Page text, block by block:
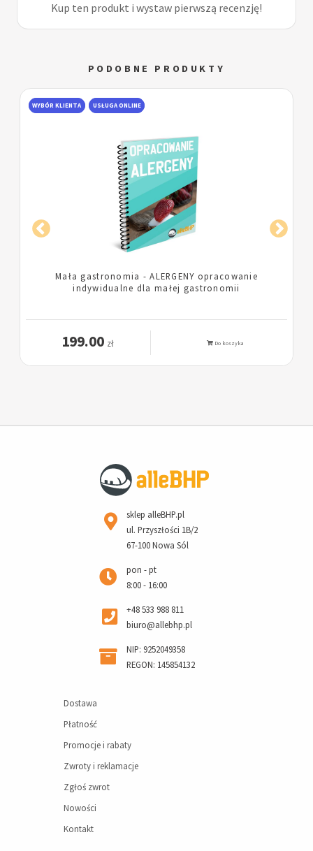
Kup ten produkt i wystaw pierwszą recenzję!
PODOBNE PRODUKTY
WYBÓR KLIENTA USŁUGA ONLINE
Lokal gastronomiczny - ALERGENY opracowanie
indywidualne dla lokalu gastronomicznego
199.00 zł Do koszyka
sklep alleBHP.pl
ul. Przyszłości 1B/2
67-100 Nowa Sól
pon - pt
8:00 - 16:00
+48 533 988 811
biuro@allebhp.pl
NIP: 9252049358
REGON: 145854132
Dostawa
Płatność
Promocje i rabaty
Zwroty i reklamacje
Zgłoś zwrot
Nowości
Kontakt